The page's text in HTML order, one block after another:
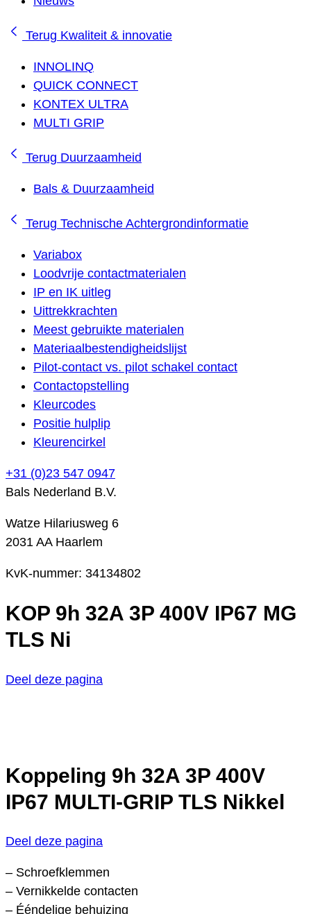
Terug Kwaliteit & innovatie
INNOLINQ
QUICK CONNECT
KONTEX ULTRA
MULTI GRIP
Terug Duurzaamheid
Bals & Duurzaamheid
Terug Technische Achtergrondinformatie
Variabox
Loodvrije contactmaterialen
IP en IK uitleg
Uittrekkrachten
Meest gebruikte materialen
Materiaalbestendigheidslijst
Pilot-contact vs. pilot schakel contact
Contactopstelling
Kleurcodes
Positie hulplip
Kleurencirkel
+31 (0)23 547 0947
Bals Nederland B.V.
Watze Hilariusweg 6
2031 AA Haarlem
KvK-nummer: 34134802
KOP 9h 32A 3P 400V IP67 MG
TLS Ni
Deel deze pagina
Koppeling 9h 32A 3P 400V
IP67 MULTI-GRIP TLS Nikkel
Deel deze pagina
– Schroefklemmen
– Vernikkelde contacten
– Ééndelige behuizing